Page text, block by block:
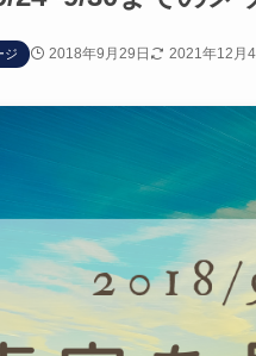
ジ 2018年9月29日 2021年12月4